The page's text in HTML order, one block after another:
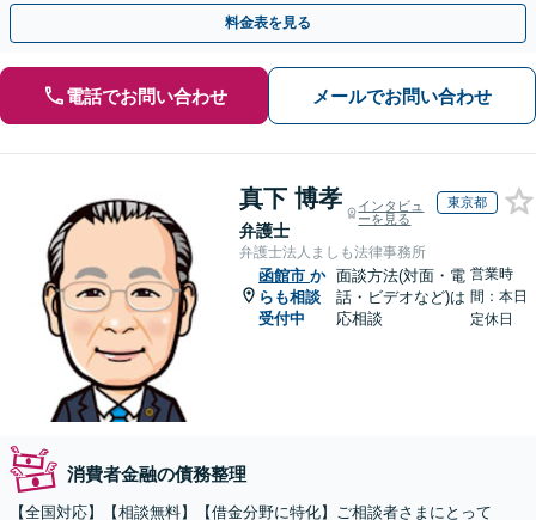
【初回相談無料】【全国対応可能】
料金表を見る
電話でお問い合わせ メールでお問い合わせ
真下 博孝
弁護士
インタビュ
ーを見る
東京都
弁護士法人ましも法律事務所
函館市 か
らも相談
受付中
面談方法(対面・電
話・ビデオなど)は
応相談
営業時
間：本日
定休日
消費者金融の債務整理
【全国対応】【相談無料】【借金分野に特化】ご相談者さまにとって